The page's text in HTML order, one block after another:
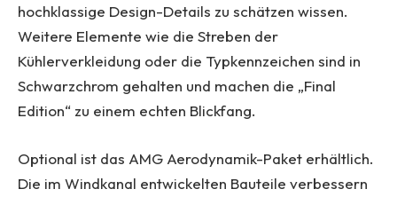
hochklassige Design-Details zu schätzen wissen.
Weitere Elemente wie die Streben der
Kühlerverkleidung oder die Typkennzeichen sind in
Schwarzchrom gehalten und machen die „Final
Edition“ zu einem echten Blickfang.
Optional ist das AMG Aerodynamik-Paket erhältlich.
Die im Windkanal entwickelten Bauteile verbessern